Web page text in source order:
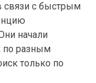
связи с быстрым
начали
по разным
только по